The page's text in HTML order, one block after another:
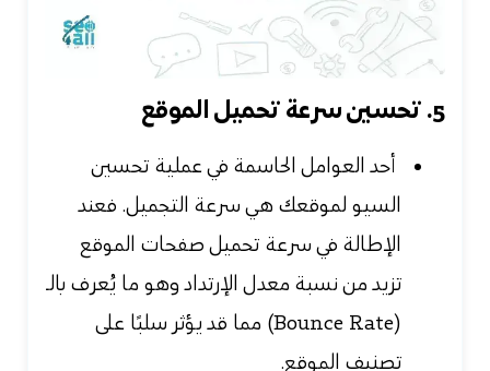
5. تحسين سرعة تحميل الموقع
أحد العوامل الحاسمة في عملية تحسين
السيو لموقعك هي سرعة التجميل. فعند
الإطالة في سرعة تحميل صفحات الموقع
تزيد من نسبة معدل الإرتداد وهو ما يُعرف بالـ
(Bounce Rate) مما قد يؤثر سلبًا على
تصنيف الموقع.